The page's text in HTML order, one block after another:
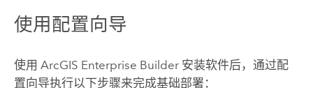
使用配置向导
使用 ArcGIS Enterprise Builder 安装软件后，通过配
置向导执行以下步骤来完成基础部署：